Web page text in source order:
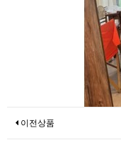
이전상품